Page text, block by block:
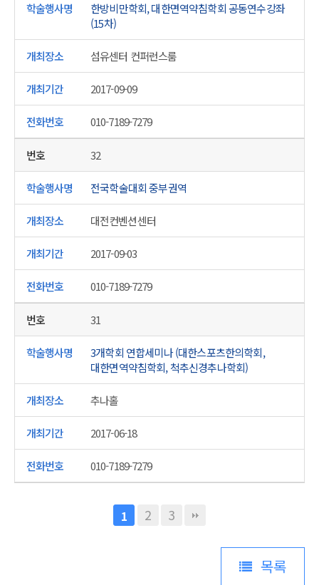
한방비만학회, 대한면역약침학회 공동연수강좌
(15차)
섬유센터 컨퍼런스룸
2017-09-09
010-7189-7279
32
전국학술대회 중부권역
대전컨벤션센터
2017-09-03
010-7189-7279
31
3개학회 연합세미나 (대한스포츠한의학회,
대한면역약침학회, 척추신경추나학회)
추나홀
2017-06-18
010-7189-7279
1 2 3
목록